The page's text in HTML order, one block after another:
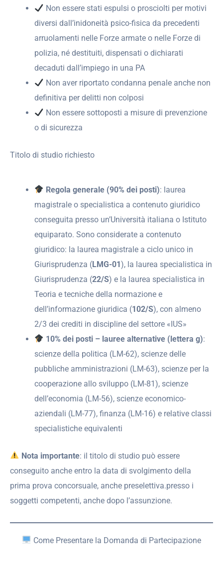
Non essere stati espulsi o prosciolti per motivi
diversi dall’inidoneità psico-fisica da precedenti
arruolamenti nelle Forze armate o nelle Forze di
polizia, né destituiti, dispensati o dichiarati
decaduti dall’impiego in una PA
Non aver riportato condanna penale anche non
definitiva per delitti non colposi
Non essere sottoposti a misure di prevenzione
o di sicurezza
Titolo di studio richiesto
Regola generale (90% dei posti): laurea
magistrale o specialistica a contenuto giuridico
conseguita presso un’Università italiana o Istituto
equiparato. Sono considerate a contenuto
giuridico: la laurea magistrale a ciclo unico in
Giurisprudenza (LMG-01), la laurea specialistica in
Giurisprudenza (22/S) e la laurea specialistica in
Teoria e tecniche della normazione e
dell’informazione giuridica (102/S), con almeno
2/3 dei crediti in discipline del settore «IUS»
10% dei posti – lauree alternative (lettera g):
scienze della politica (LM-62), scienze delle
pubbliche amministrazioni (LM-63), scienze per la
cooperazione allo sviluppo (LM-81), scienze
dell’economia (LM-56), scienze economico-
aziendali (LM-77), finanza (LM-16) e relative classi
specialistiche equivalenti
Nota importante: il titolo di studio può essere
conseguito anche entro la data di svolgimento della
prima prova concorsuale, anche preselettiva.presso i
soggetti competenti, anche dopo l’assunzione.
Come Presentare la Domanda di Partecipazione